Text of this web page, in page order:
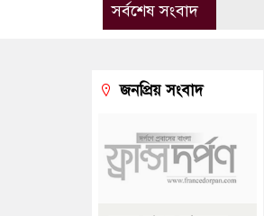
সর্বশেষ সংবাদ
জনপ্রিয় সংবাদ